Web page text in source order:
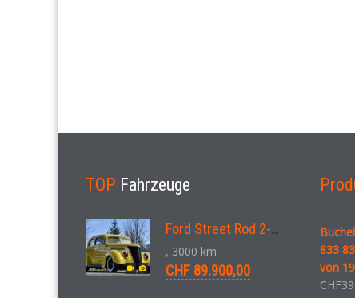
TOP Fahrzeuge
Ford Street Rod 2-Door V8 Aut. 1937
, 3000 km
CHF 89.900,00
833
von
CHF